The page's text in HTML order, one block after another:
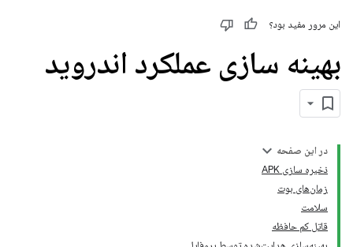
این مرور مفید بود؟
بهینه سازی عملکرد اندروید
در این صفحه
ذخیره سازی APK
زمان‌های بوت
سلامت
قاتل کم حافظه